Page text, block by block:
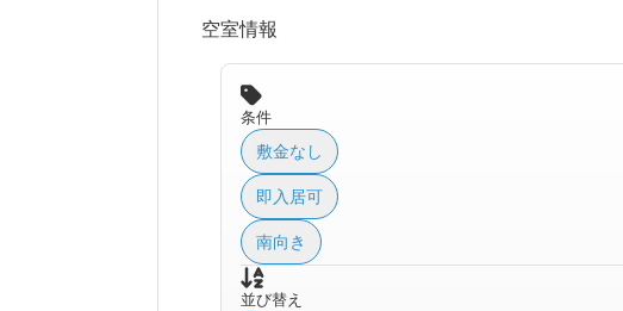
空室情報
条件
敷金なし
即入居可
南向き
並び替え